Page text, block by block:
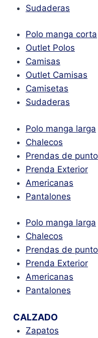
Sudaderas
Polo manga corta
Outlet Polos
Camisas
Outlet Camisas
Camisetas
Sudaderas
Polo manga larga
Chalecos
Prendas de punto
Prenda Exterior
Americanas
Pantalones
Polo manga larga
Chalecos
Prendas de punto
Prenda Exterior
Americanas
Pantalones
CALZADO
Zapatos